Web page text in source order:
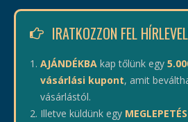
IRATKOZZON FEL
AJÁNDÉKBA kap tőlünk egy
vásárlási kupont, amit
vásárlástól.
Illetve küldünk egy